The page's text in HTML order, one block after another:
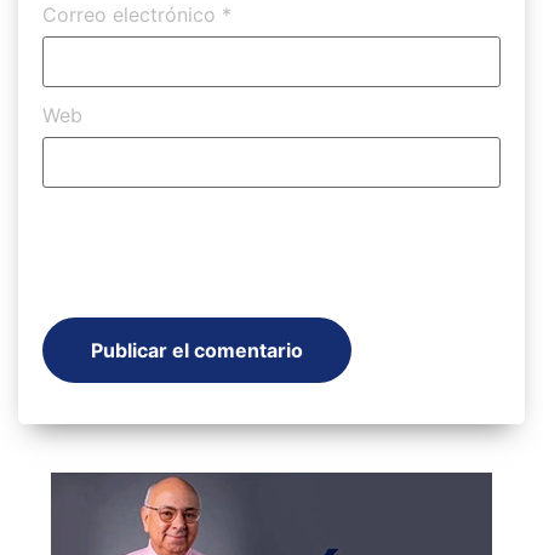
Correo electrónico *
Web